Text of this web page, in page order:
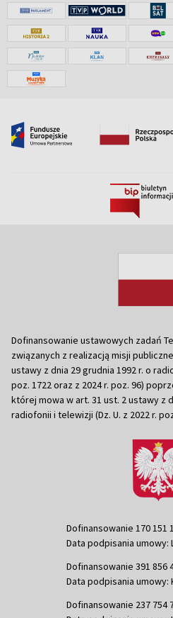
Dofinansowanie ustawowych zadań
związanych z realizacją misji
ustawy z dnia 29 grudnia 1992 r. o
poz. 1722 oraz z 2024 r. poz. 96)
której mowa w art. 31 ust. 2 ustawy z
radiofonii i telewizji (Dz. U. z 2022 r.
Dofinansowanie 170 151
Data podpisania umowy:
Dofinansowanie 391 856
Data podpisania umowy:
Dofinansowanie 237 754